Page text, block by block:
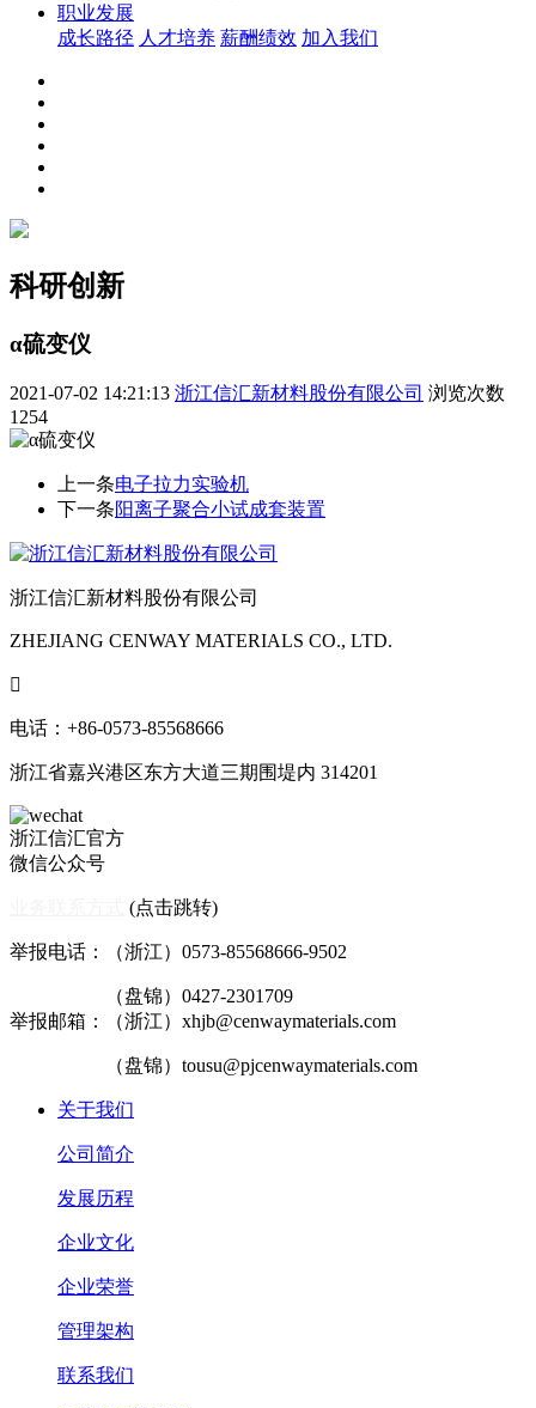
职业发展
成长路径 人才培养 薪酬绩效 加入我们
科研创新
α硫变仪
2021-07-02 14:21:13 浙江信汇新材料股份有限公司 浏览次数
1254
上一条电子拉力实验机
下一条阳离子聚合小试成套装置
浙江信汇新材料股份有限公司
ZHEJIANG CENWAY MATERIALS CO., LTD.

电话：+86-0573-85568666
浙江省嘉兴港区东方大道三期围堤内 314201
浙江信汇官方
微信公众号
(点击跳转)
举报电话：（浙江）0573-85568666-9502
（盘锦）0427-2301709
举报邮箱：（浙江）xhjb@cenwaymaterials.com
（盘锦）tousu@pjcenwaymaterials.com
关于我们
公司简介
发展历程
企业文化
企业荣誉
管理架构
联系我们